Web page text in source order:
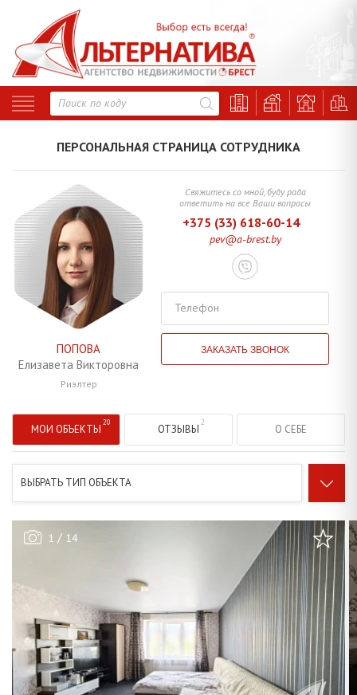
ПОПОВА
Елизавета Викторовна
Риэлтер
Свяжитесь со мной, буду рада
ответить на все Ваши вопросы
+375 (33) 618-60-14
pev@a-brest.by
Телефон
МОИ ОБЪЕКТЫ ОТЗЫВЫ О СЕБЕ
ВЫБРАТЬ ТИП ОБЪЕКТА
1 / 14